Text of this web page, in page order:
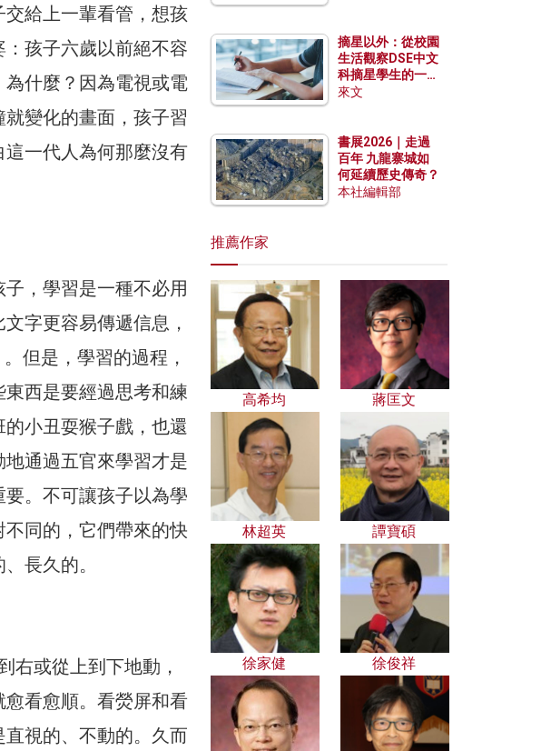
給上一輩看管，想孩
孩子六歲以前絕不容
什麼？因為電視或電
變化的畫面，孩子習
一代人為何那麼沒有
，學習是一種不必用
字更容易傳遞信息，
但是，學習的過程，
西是要經過思考和練
小丑耍猴子戲，也還
通過五官來學習才是
。不可讓孩子以為學
同的，它們帶來的快
長久的。
右或從上到下地動，
看愈順。看熒屏和看
視的、不動的。久而
摘星以外：從校園
生活觀察DSE中文
科摘星學生的一點
特質
來文
書展2026｜走過
百年 九龍寨城如
何延續歷史傳奇？
本社編輯部
推薦作家
高希均 蔣匡文
林超英 譚寶碩
徐家健 徐俊祥